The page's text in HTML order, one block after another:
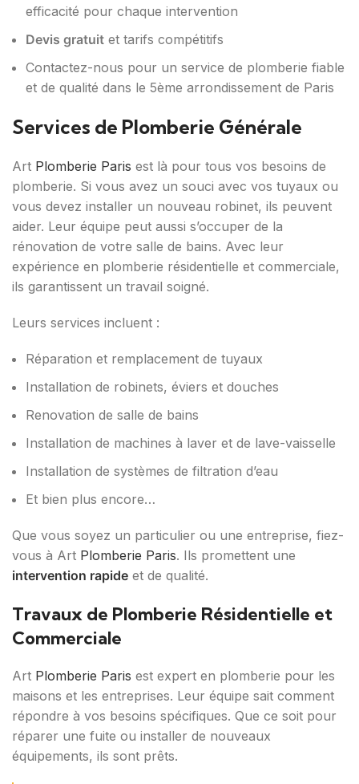
efficacité pour chaque intervention
Devis gratuit et tarifs compétitifs
Contactez-nous pour un service de plomberie fiable
et de qualité dans le 5ème arrondissement de Paris
Services de Plomberie Générale
Art Plomberie Paris est là pour tous vos besoins de
plomberie. Si vous avez un souci avec vos tuyaux ou
vous devez installer un nouveau robinet, ils peuvent
aider. Leur équipe peut aussi s’occuper de la
rénovation de votre salle de bains. Avec leur
expérience en plomberie résidentielle et commerciale,
ils garantissent un travail soigné.
Leurs services incluent :
Réparation et remplacement de tuyaux
Installation de robinets, éviers et douches
Renovation de salle de bains
Installation de machines à laver et de lave-vaisselle
Installation de systèmes de filtration d’eau
Et bien plus encore…
Que vous soyez un particulier ou une entreprise, fiez-
vous à Art Plomberie Paris. Ils promettent une
intervention rapide et de qualité.
Travaux de Plomberie Résidentielle et
Commerciale
Art Plomberie Paris est expert en plomberie pour les
maisons et les entreprises. Leur équipe sait comment
répondre à vos besoins spécifiques. Que ce soit pour
réparer une fuite ou installer de nouveaux
équipements, ils sont prêts.